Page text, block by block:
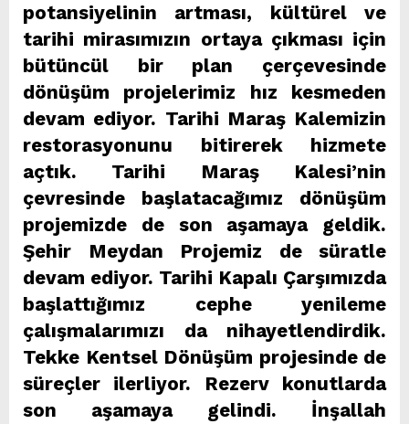
potansiyelinin artması, kültürel ve
tarihi mirasımızın ortaya çıkması için
bütüncül bir plan çerçevesinde
dönüşüm projelerimiz hız kesmeden
devam ediyor. Tarihi Maraş Kalemizin
restorasyonunu bitirerek hizmete
açtık. Tarihi Maraş Kalesi’nin
çevresinde başlatacağımız dönüşüm
projemizde de son aşamaya geldik.
Şehir Meydan Projemiz de süratle
devam ediyor. Tarihi Kapalı Çarşımızda
başlattığımız cephe yenileme
çalışmalarımızı da nihayetlendirdik.
Tekke Kentsel Dönüşüm projesinde de
süreçler ilerliyor. Rezerv konutlarda
son aşamaya gelindi. İnşallah